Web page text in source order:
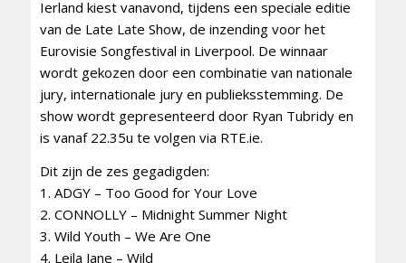
Ierland kiest vanavond, tijdens een speciale editie
van de Late Late Show, de inzending voor het
Eurovisie Songfestival in Liverpool. De winnaar
wordt gekozen door een combinatie van nationale
jury, internationale jury en publieksstemming. De
show wordt gepresenteerd door Ryan Tubridy en
is vanaf 22.35u te volgen via RTE.ie.
Dit zijn de zes gegadigden:
1. ADGY – Too Good for Your Love
2. CONNOLLY – Midnight Summer Night
3. Wild Youth – We Are One
4. Leila Jane – Wild